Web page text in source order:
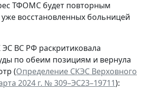
ТФОМС будет повторным
восстановленных больницей
ЭС ВС РФ раскритиковала
по обеим позициям и вернула
(Определение СКЭС Верховного
2024 г. № 309–ЭС23–19711):